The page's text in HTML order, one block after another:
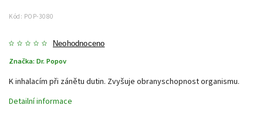
Kód: POP-3080
Neohodnoceno
Značka: Dr. Popov
K inhalacím při zánětu dutin. Zvyšuje obranyschopnost organismu.
Detailní informace